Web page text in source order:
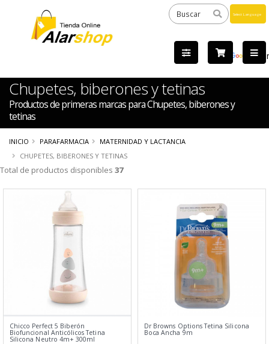
by
Chupetes, biberones y tetinas
Productos de primeras marcas para Chupetes, biberones y
tetinas
INICIO PARAFARMACIA
MATERNIDAD Y LACTANCIA
CHUPETES, BIBERONES Y TETINAS
Total de productos disponibles 37
Chicco Perfect 5 Biberón
Biofuncional Anticólicos Tetina
Silicona Neutro 4m+ 300ml
Dr Browns Options Tetina Silicona
Boca Ancha 9m